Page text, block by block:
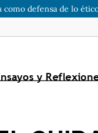
defensa de lo